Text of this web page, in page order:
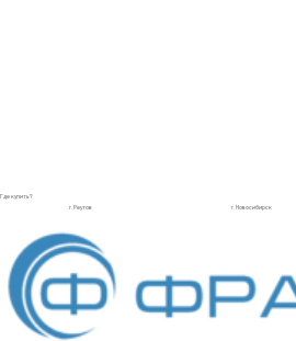
Где купить?
г. Реутов
г. Новосибирск